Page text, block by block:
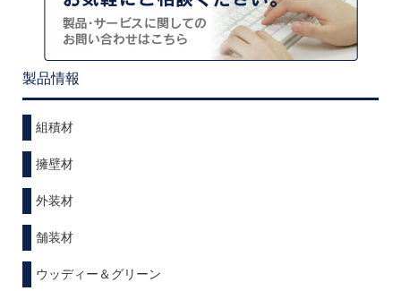
製品情報
組積材
擁壁材
外装材
舗装材
ウッディー＆グリーン